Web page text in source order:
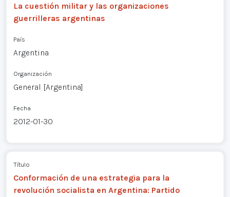
La cuestión militar y las organizaciones
guerrilleras argentinas
País
Argentina
Organización
General [Argentina]
Fecha
2012-01-30
Título
Conformación de una estrategia para la
revolución socialista en Argentina: Partido